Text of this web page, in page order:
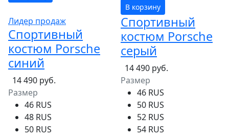
В корзину
Лидер продаж
Спортивный
костюм Porsche
синий
14 490 руб.
Размер
46 RUS
48 RUS
50 RUS
Спортивный
костюм Porsche
серый
14 490 руб.
Размер
46 RUS
50 RUS
52 RUS
54 RUS